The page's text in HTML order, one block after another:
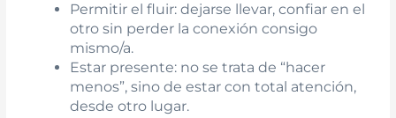
Permitir el fluir: dejarse llevar, confiar en el
otro sin perder la conexión consigo
mismo/a.
Estar presente: no se trata de “hacer
menos”, sino de estar con total atención,
desde otro lugar.